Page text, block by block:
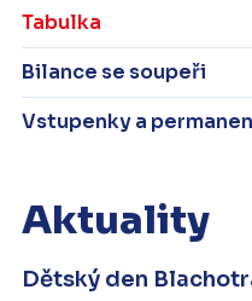
Tabulka
Bilance se soupeři
Vstupenky a
Aktuality
Dětský den